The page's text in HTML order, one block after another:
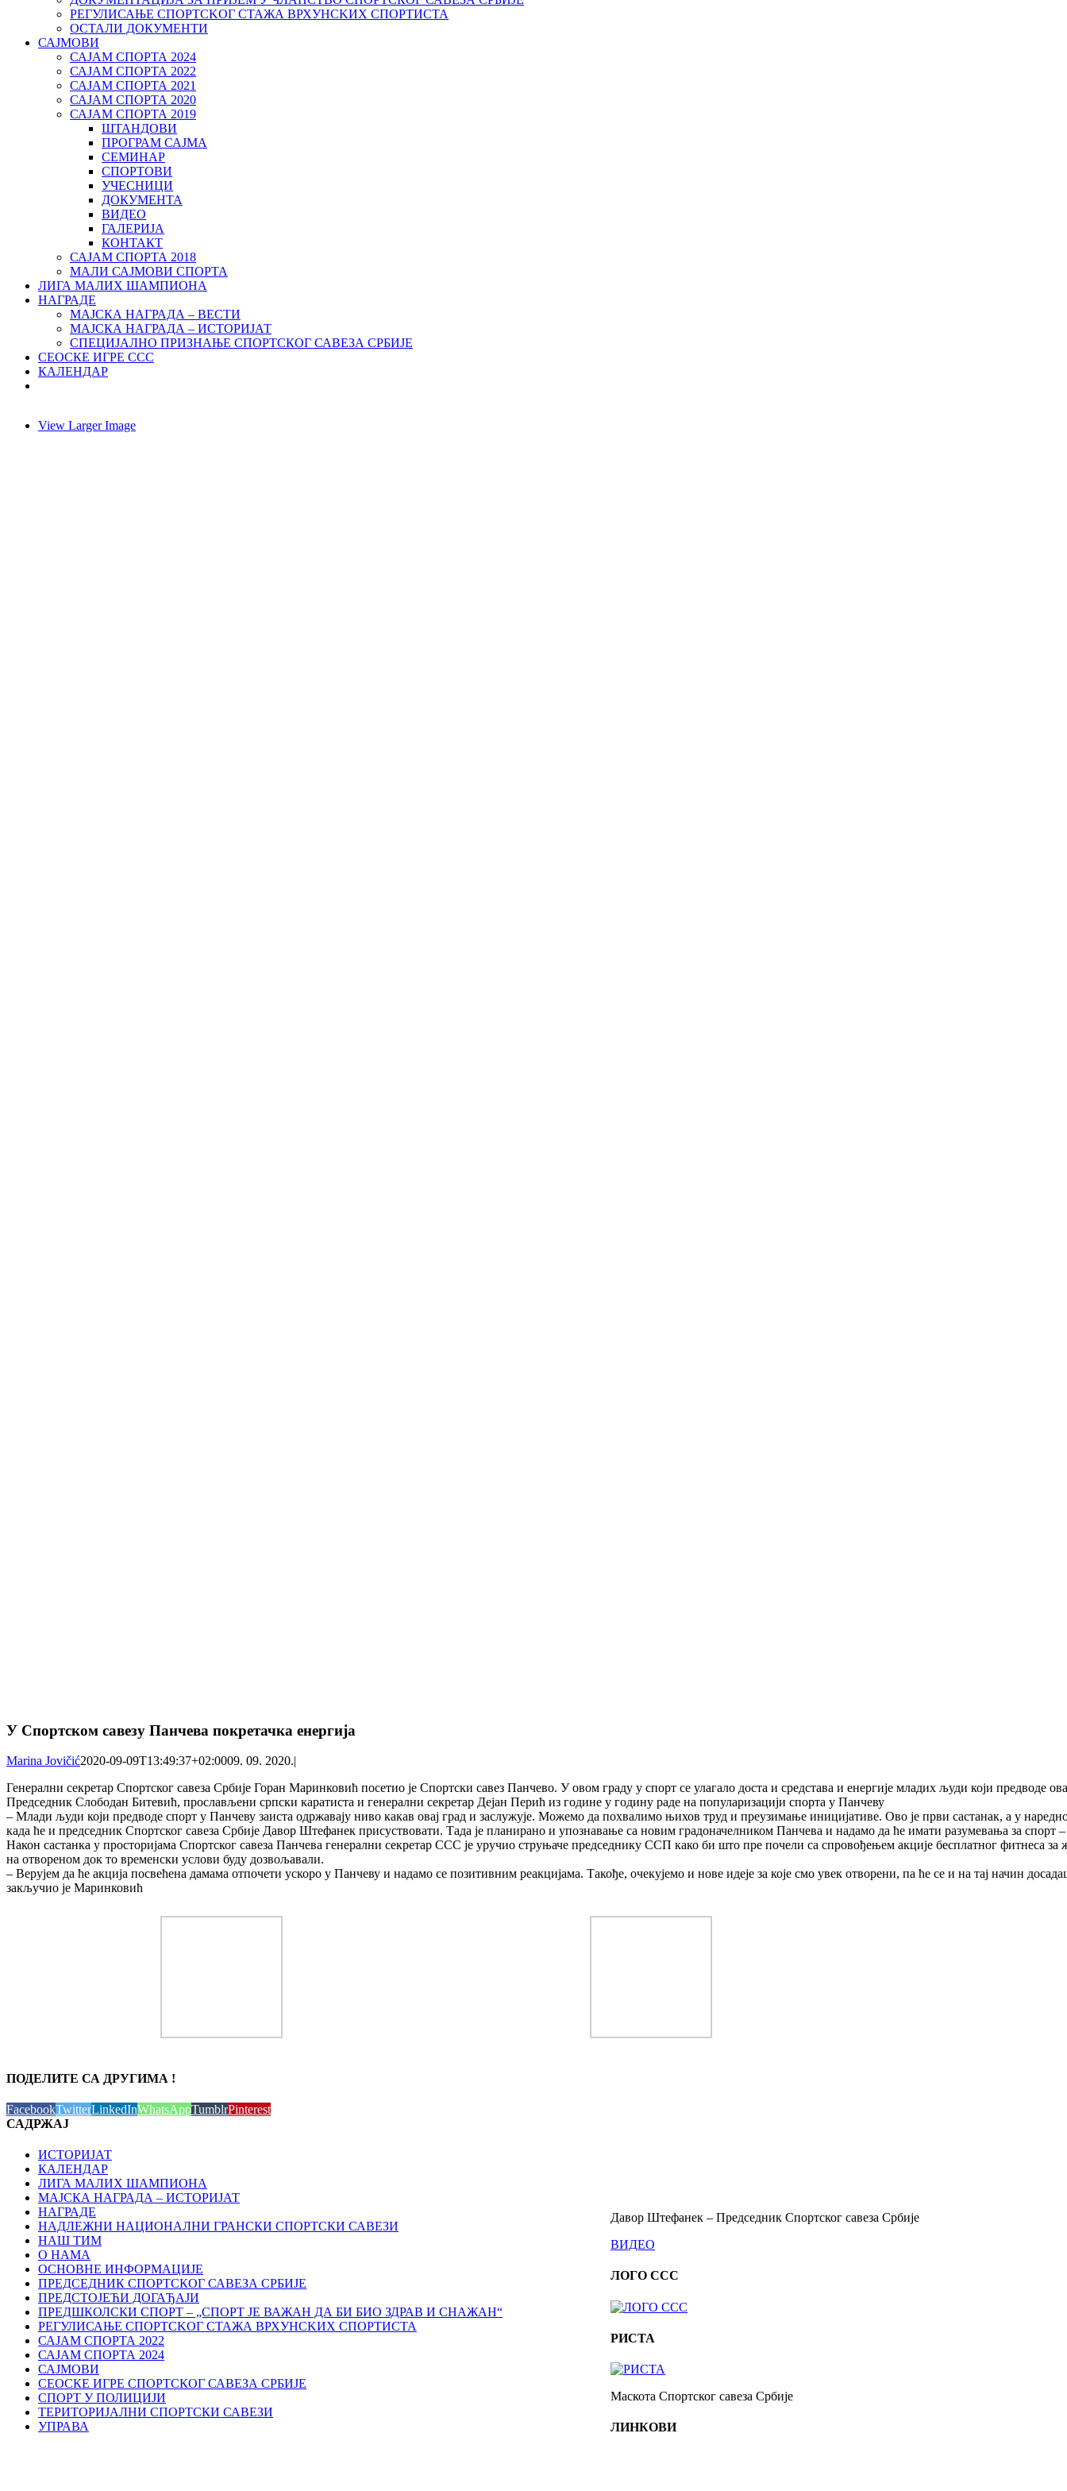
РЕГУЛИСАЊЕ СПОРТСKОГ СТАЖА ВРХУНСKИХ СПОРТИСТА
ОСТАЛИ ДОКУМЕНТИ
САЈМОВИ
САЈАМ СПОРТА 2024
САЈАМ СПОРТА 2022
САЈАМ СПОРТА 2021
САЈАМ СПОРТА 2020
САЈАМ СПОРТА 2019
ШТАНДОВИ
ПРОГРАМ САЈМА
СЕМИНАР
СПОРТОВИ
УЧЕСНИЦИ
ДОКУМЕНТА
ВИДЕО
ГАЛЕРИЈА
КОНТАКТ
САЈАМ СПОРТА 2018
МАЛИ САЈМОВИ СПОРТА
ЛИГА МАЛИХ ШАМПИОНА
НАГРАДЕ
МАЈСКА НАГРАДА – ВЕСТИ
МАЈСКА НАГРАДА – ИСТОРИЈАТ
СПЕЦИЈАЛНО ПРИЗНАЊЕ СПОРТСКОГ САВЕЗА СРБИЈЕ
СЕОСКЕ ИГРЕ ССС
КАЛЕНДАР
View Larger Image
У Спортском савезу Панчева покретачка енергија
Marina Jovičić2020-09-09T13:49:37+02:0009. 09. 2020.|
Генерални секретар Спортског савеза Србије Горан Маринковић посетио је Спортски савез Панчево. У овом граду у спорт се улагало доста и средстава и енергије младих људи који предводе
Председник Слободан Битевић, прослављени српски каратиста и генерални секретар Дејан Перић из године у годину раде на популаризацији спорта у Панчеву
– Млади људи који предводе спорт у Панчеву заиста одржавају ниво какав овај град и заслужује. Можемо да похвалимо њихов труд и преузимање иницијативе. Ово је први састанак, а у
када ће и председник Спортског савеза Србије Давор Штефанек присуствовати. Тада је планирано и упознавање са новим градоначелником Панчева и надамо да ће имати разумевања за спорт
Након састанка у просторијама Спортског савеза Панчева генерални секретар ССС је уручио струњаче председнику ССП како би што пре почели са спровођењем акције бесплатног фитнеса за
на отвореном док то временски услови буду дозвољавали.
– Верујем да ће акција посвећена дамама отпочети ускоро у Панчеву и надамо се позитивним реакцијама. Такође, очекујемо и нове идеје за које смо увек отворени, па ће се и на тај начин
закључио је Маринковић
ПОДЕЛИТЕ СА ДРУГИМА !
FacebookTwitterLinkedInWhatsAppTumblrPinterest
Давор Штефанек – Председник Спортског савеза Србије
ВИДЕО
ЛОГО ССС
РИСТА
Маскота Спортског савеза Србије
ЛИНКОВИ
САДРЖАЈ
ИСТОРИЈАТ
КАЛЕНДАР
ЛИГА МАЛИХ ШАМПИОНА
МАЈСКА НАГРАДА – ИСТОРИЈАТ
НАГРАДЕ
НАДЛЕЖНИ НАЦИОНАЛНИ ГРАНСКИ СПОРТСКИ САВЕЗИ
НАШ ТИМ
О НАМА
ОСНОВНЕ ИНФОРМАЦИЈЕ
ПРЕДСЕДНИК СПОРТСКОГ САВЕЗА СРБИЈЕ
ПРЕДСТОЈЕЋИ ДОГАЂАЈИ
ПРЕДШКОЛСКИ СПОРТ – „СПОРТ ЈЕ ВАЖАН ДА БИ БИО ЗДРАВ И СНАЖАН“
РЕГУЛИСАЊЕ СПОРТСKОГ СТАЖА ВРХУНСKИХ СПОРТИСТА
САЈАМ СПОРТА 2022
САЈАМ СПОРТА 2024
САЈМОВИ
СЕОСКЕ ИГРЕ СПОРТСКОГ САВЕЗА СРБИЈЕ
СПОРТ У ПОЛИЦИЈИ
ТЕРИТОРИЈАЛНИ СПОРТСКИ САВЕЗИ
УПРАВА